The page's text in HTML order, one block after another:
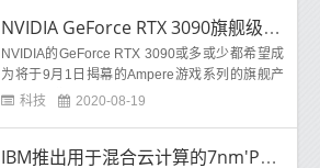
NVIDIA GeForce RTX 3090旗舰级安培图形卡的价格为1399美元
NVIDIA的GeForce RTX 3090或多或少都希望成
为将于9月1日揭幕的Ampere游戏系列的旗舰产
品。在我们等待的同时，谣言磨坊已成为热闹的
科技 2020-08-19
IBM推出用于混合云计算的7nm'POWER10'处理器